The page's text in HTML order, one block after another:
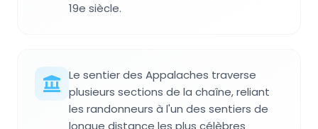
19e siècle.
Le sentier des Appalaches traverse
plusieurs sections de la chaîne, reliant
les randonneurs à l'un des sentiers de